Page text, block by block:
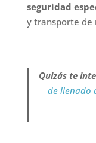
seguridad
y transporte de
Quizás te
de llenado